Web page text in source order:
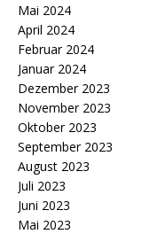
Mai 2024
April 2024
Februar 2024
Januar 2024
Dezember 2023
November 2023
Oktober 2023
September 2023
August 2023
Juli 2023
Juni 2023
Mai 2023